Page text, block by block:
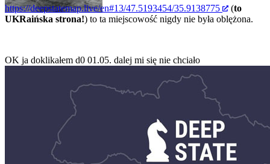
https://deepstatemap.live/en#13/47.5193454/35.9138775
(to
UKRaińska strona!) to ta miejscowość nigdy nie była oblężona.
OK ja doklikałem d0 01.05. dalej mi się nie chciało